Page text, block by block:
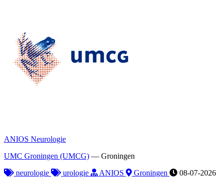
ANIOS Neurologie
UMC Groningen (UMCG) — Groningen
neurologie
urologie ANIOS Groningen 08-07-2026